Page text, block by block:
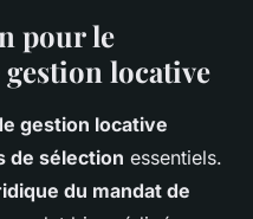
pour le
locative
gestion locative
de sélection essentiels.
du mandat de